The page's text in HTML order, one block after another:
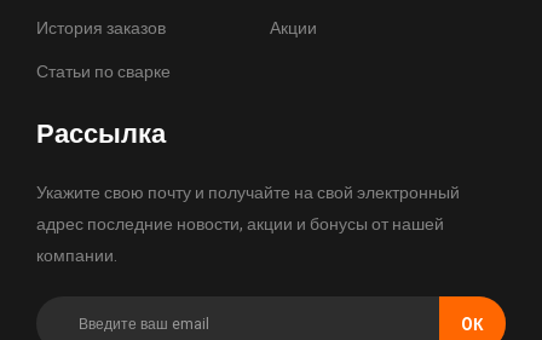
История заказов
Акции
Статьи по сварке
Рассылка
Укажите свою почту и получайте на свой электронный
адрес последние новости, акции и бонусы от нашей
компании.
OК